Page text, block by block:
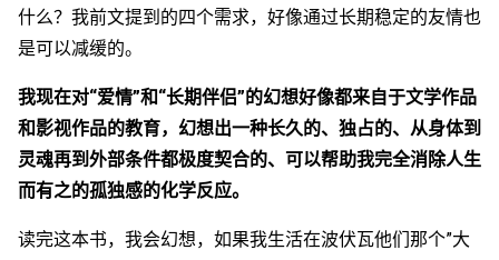
什么？我前文提到的四个需求，好像通过长期稳定的友情也
是可以减缓的。
我现在对“爱情”和“长期伴侣”的幻想好像都来自于文学作品
和影视作品的教育，幻想出一种长久的、独占的、从身体到
灵魂再到外部条件都极度契合的、可以帮助我完全消除人生
而有之的孤独感的化学反应。
读完这本书，我会幻想，如果我生活在波伏瓦他们那个”大